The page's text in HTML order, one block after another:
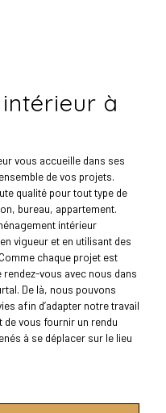
de vos projets.
qualité pour tout type de
bureau, appartement.
intérieur
vigueur et en utilisant des
chaque projet est
vous avec nous dans
De là, nous pouvons
afin d’adapter notre travail
de vous fournir un rendu
à se déplacer sur le lieu